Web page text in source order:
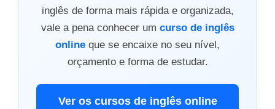
inglês de forma mais rápida e organizada,
vale a pena conhecer um curso de inglês
online que se encaixe no seu nível,
orçamento e forma de estudar.
Ver os cursos de inglês online